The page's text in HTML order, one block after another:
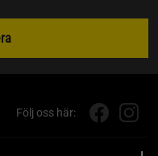
Följ oss här: